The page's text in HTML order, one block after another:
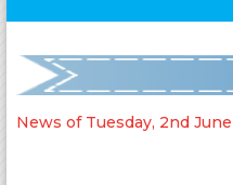
News of Tuesday, 2nd